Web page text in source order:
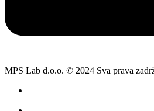
MPS Lab d.o.o. © 2024 Sva prava